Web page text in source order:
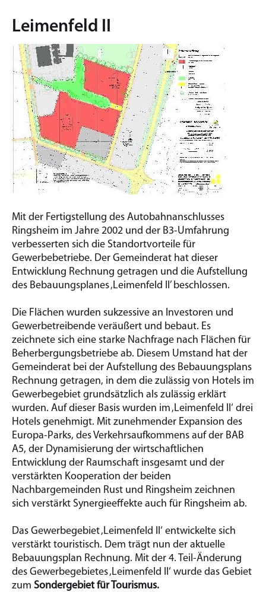
Leimenfeld II
Mit der Fertigstellung des Autobahnanschlusses
Ringsheim im Jahre 2002 und der B3-Umfahrung
verbesserten sich die Standortvorteile für
Gewerbebetriebe. Der Gemeinderat hat dieser
Entwicklung Rechnung getragen und die Aufstellung
des Bebauungsplanes ‚Leimenfeld II’ beschlossen.
Die Flächen wurden sukzessive an Investoren und
Gewerbetreibende veräußert und bebaut. Es
zeichnete sich eine starke Nachfrage nach Flächen für
Beherbergungsbetriebe ab. Diesem Umstand hat der
Gemeinderat bei der Aufstellung des Bebauungsplans
Rechnung getragen, in dem die zulässig von Hotels im
Gewerbegebiet grundsätzlich als zulässig erklärt
wurden. Auf dieser Basis wurden im ‚Leimenfeld II‘ drei
Hotels genehmigt. Mit zunehmender Expansion des
Europa-Parks, des Verkehrsaufkommens auf der BAB
A5, der Dynamisierung der wirtschaftlichen
Entwicklung der Raumschaft insgesamt und der
verstärkten Kooperation der beiden
Nachbargemeinden Rust und Ringsheim zeichnen
sich verstärkt Synergieeffekte auch für Ringsheim ab.
Das Gewerbegebiet ‚Leimenfeld II‘ entwickelte sich
verstärkt touristisch. Dem trägt nun der aktuelle
Bebauungsplan Rechnung. Mit der 4. Teil-Änderung
des Gewerbegebietes ‚Leimenfeld II‘ wurde das Gebiet
zum Sondergebiet für Tourismus.